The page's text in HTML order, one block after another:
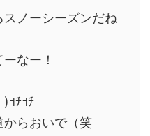
ノーシーズンだね
なー！
ﾖﾁﾖﾁ
らおいで（笑